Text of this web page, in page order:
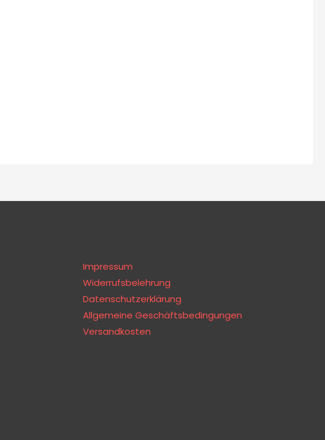
Impressum
Widerrufsbelehrung
Datenschutzerklärung
Allgemeine Geschäftsbedingungen
Versandkosten